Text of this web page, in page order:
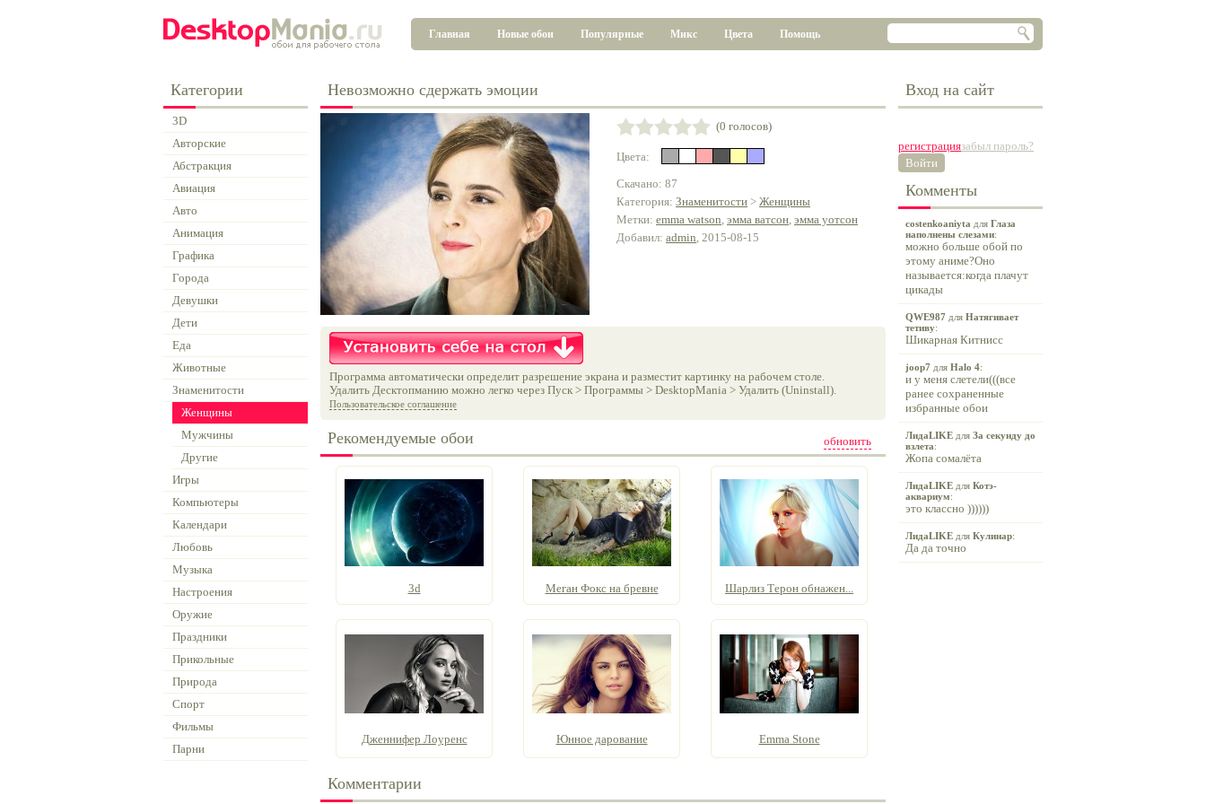
Главная Новые обои Популярные Микс Цвета Помощь
Категории
3D
Авторские
Абстракция
Авиация
Авто
Анимация
Графика
Города
Девушки
Дети
Еда
Животные
Знаменитости
Женщины
Мужчины
Другие
Игры
Компьютеры
Календари
Любовь
Музыка
Настроения
Оружие
Праздники
Прикольные
Природа
Спорт
Фильмы
Парни
Невозможно сдержать эмоции
(0 голосов)
Цвета:
Скачано: 87
Категория: Знаменитости > Женщины
Метки: emma watson, эмма ватсон, эмма уотсон
Добавил: admin, 2015-08-15
Программа автоматически определит разрешение экрана и разместит картинку на рабочем столе.
Удалить Десктопманию можно легко через Пуск > Программы > DesktopMania > Удалить (Uninstall).
Пользовательское соглашение
обновить
Рекомендуемые обои
3d Меган Фокс на бревне Шарлиз Терон обнажен...
Дженнифер Лоуренс Юнное дарование Emma Stone
Комментарии
Вход на сайт
регистрациязабыл пароль?
Войти
Комменты
costenkoaniyta для Глаза
наполнены слезами:
можно больше обой по
этому аниме?Оно
называется:когда плачут
цикады
QWE987 для Натягивает
тетиву:
Шикарная Китнисс
joop7 для Halo 4:
и у меня слетели(((все
ранее сохраненные
избранные обои
ЛидаLIKE для За секунду до
взлета:
Жопа сомалёта
ЛидаLIKE для Котэ-
аквариум:
это классно ))))))
ЛидаLIKE для Кулинар:
Да да точно